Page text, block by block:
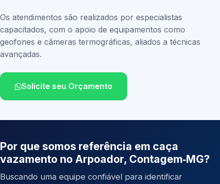
Os atendimentos são realizados por especialistas
capacitados, com o apoio de equipamentos como
geofones e câmeras termográficas, aliados a técnicas
avançadas.
Solicite seu Orçamento
Por que somos referência em caça
vazamento no Arpoador, Contagem‑MG?
Buscando uma equipe confiável para identificar